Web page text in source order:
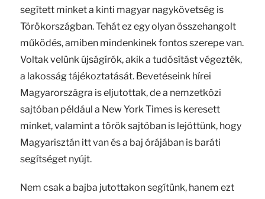
segített minket a kinti magyar nagykövetség is
Törökországban. Tehát ez egy olyan összehangolt
működés, amiben mindenkinek fontos szerepe van.
Voltak velünk újságírók, akik a tudósítást végezték,
a lakosság tájékoztatását. Bevetéseink hírei
Magyarországra is eljutottak, de a nemzetközi
sajtóban például a New York Times is keresett
minket, valamint a török sajtóban is lejöttünk, hogy
Magyarisztán itt van és a baj órájában is baráti
segítséget nyújt.
Nem csak a bajba jutottakon segítünk, hanem ezt